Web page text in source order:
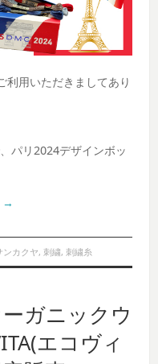
利用いただきましてあり
パリ2024デザインボッ
→
ンカクヤ,刺繍,刺繍糸
ーガニックウ
エコヴィ